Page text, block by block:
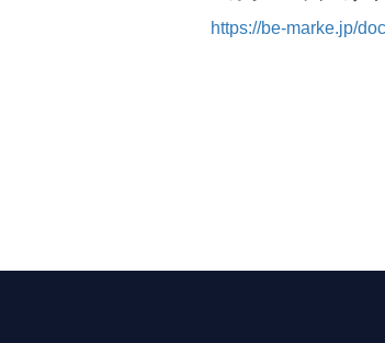
https://be-marke.jp/